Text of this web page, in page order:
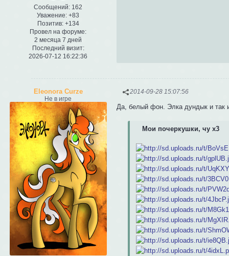
Сообщений: 162
Уважение: +83
Позитив: +134
Провел на форуме:
2 месяца 7 дней
Последний визит:
2026-07-12 16:22:36
2014-09-28 15:07:56
Eleonora Curze
Не в игре
Да, белый фон. Элка дундык и так
Мои почеркушки, чу х3